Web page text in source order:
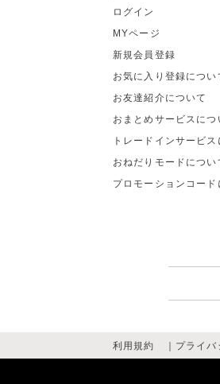
ログイン
MYページ
新規会員登録
お気に入り登録につい
お友達紹介について
おまとめサービスにつ
トレードインサービス
おねだりモードについ
プロモーションコード
利用規約 ｜ プライバ